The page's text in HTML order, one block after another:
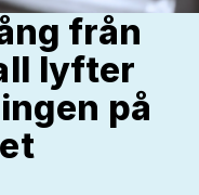
från
lyfter
på